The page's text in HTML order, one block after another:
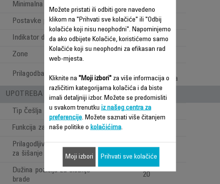
Minimalna dužina šišanja
Postavke preciznosti 0,5 mm
Indikator dužine šišanja Točkić
Zone
Prilagodba mikropostavki
prilagodljivog točkića
UPOTREBA - STILOVI PRI ŠIŠANJU
Tip češlja za bradu Podesivi
Funkcija za trodnevnu bradu
Prilagodljivi raspon pozicija
za šišanje brade
0,5-10 mm
Dužina pozicija za šišanje
brade
20
Možete pristati ili odbiti gore navedeno
klikom na "Prihvati sve kolačiće" ili "Odbij
kolačiće koji nisu neophodni". Napominjemo
da ako odbijete Kolačiće, koristićemo samo
Kolačiće koji su neophodni za efikasan rad
web-mjesta.
Kliknite na "Moji izbori"za više informacija o
različitim kategorijama kolačića i da biste
imali detaljniji izbor. Možete se predomisliti
u svakom trenutku iz našeg centra za
preferencije. Možete saznati više čitanjem
naše politike o kolačićima.
Moji izbori Prihvati sve kolačiće